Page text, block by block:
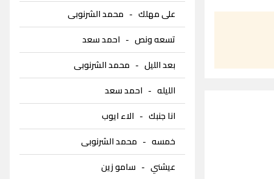
على مهلك- محمد الشرنوبى
تسعه ونص- احمد سعد
بعد الليل- محمد الشرنوبى
الليله- احمد سعد
انا جنبك- الاء ايوب
خمسه- محمد الشرنوبى
عيشني- سامو زين